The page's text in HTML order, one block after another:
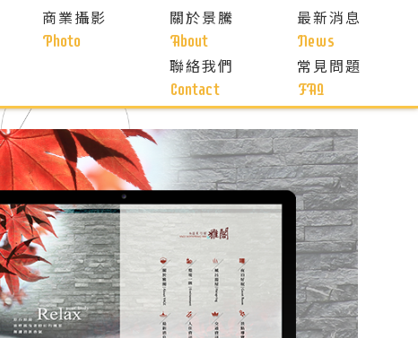
商業攝影
Photo
關於景騰
About
最新消息
News
聯絡我們
Contact
常見問題
FAQ